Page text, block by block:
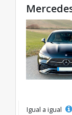
Igual a igual